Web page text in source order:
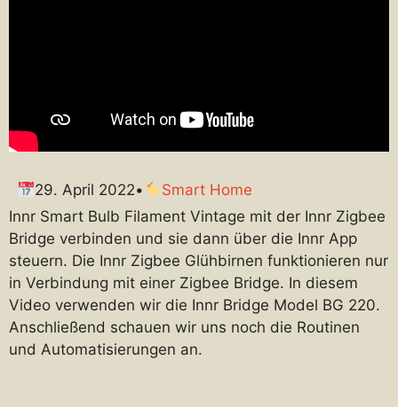
29. April 2022•
Smart Home
Innr Smart Bulb Filament Vintage mit der Innr Zigbee
Bridge verbinden und sie dann über die Innr App
steuern. Die Innr Zigbee Glühbirnen funktionieren nur
in Verbindung mit einer Zigbee Bridge. In diesem
Video verwenden wir die Innr Bridge Model BG 220.
Anschließend schauen wir uns noch die Routinen
und Automatisierungen an.